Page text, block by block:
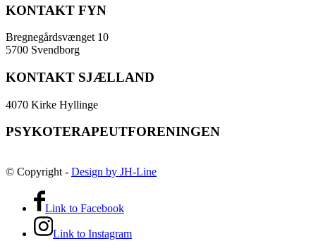
KONTAKT FYN
Bregnegårdsvænget 10
5700 Svendborg
KONTAKT SJÆLLAND
4070 Kirke Hyllinge
PSYKOTERAPEUTFORENINGEN
© Copyright - Design by JH-Line
Link to Facebook
Link to Instagram